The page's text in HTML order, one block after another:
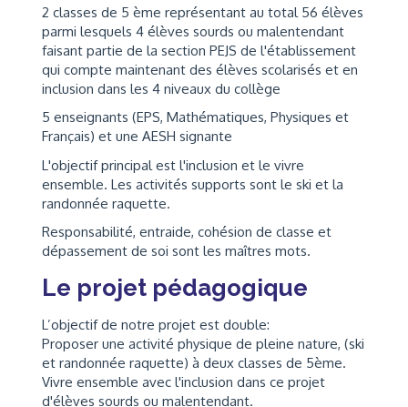
2 classes de 5 ème représentant au total 56 élèves
parmi lesquels 4 élèves sourds ou malentendant
faisant partie de la section PEJS de l'établissement
qui compte maintenant des élèves scolarisés et en
inclusion dans les 4 niveaux du collège
5 enseignants (EPS, Mathématiques, Physiques et
Français) et une AESH signante
L'objectif principal est l'inclusion et le vivre
ensemble. Les activités supports sont le ski et la
randonnée raquette.
Responsabilité, entraide, cohésion de classe et
dépassement de soi sont les maîtres mots.
Le projet pédagogique
L’objectif de notre projet est double:
Proposer une activité physique de pleine nature, (ski
et randonnée raquette) à deux classes de 5ème.
Vivre ensemble avec l'inclusion dans ce projet
d'élèves sourds ou malentendant.